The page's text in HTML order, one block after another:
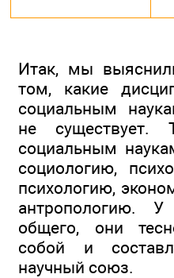
Итак, мы
том, какие
социальным
не
социальным
социологию,
психологию,
антропологию.
общего, они
собой и
научный союз.